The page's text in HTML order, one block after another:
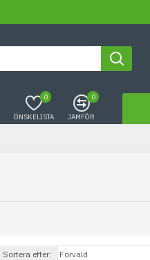
ÖNSKELISTA
0
JÄMFÖR
0
Sortera efter: